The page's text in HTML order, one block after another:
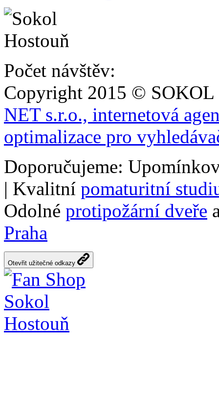
Počet návštěv:
Copyright 2015 ©
NET s.r.o., internetová
optimalizace pro
Doporučujeme:
| Kvalitní pomaturitní
Odolné protipožární dveře
Praha
Otevřit užitečné odkazy